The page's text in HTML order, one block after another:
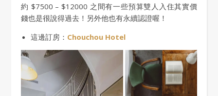
約 $7500 – $12000 之間有一些預算雙人入住其實價
錢也是很說得過去！另外他也有永續認證喔！
這邊訂房： Chouchou Hotel